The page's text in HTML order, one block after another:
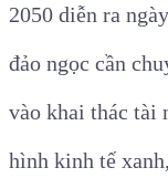
2050 diễn ra
đảo ngọc cần
vào khai thác tài
hình kinh tế